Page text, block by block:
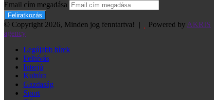
Email cím megadása
© Copyright 2026, Minden jog fenntartva! | Powered by AKRIS
agency
Legújabb hírek
Felhívás
Interjú
Kultúra
Gazdaság
Sport